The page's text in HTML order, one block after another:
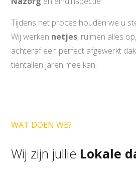
Tijdens het proces houden we u
Wij werken netjes, ruimen alles
achteraf een perfect afgewerkt
tientallen jaren mee kan.
WAT DOEN WE?
Wij zijn jullie Lokale